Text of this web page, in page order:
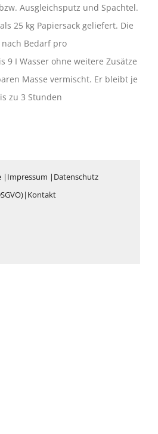
Ausgleichsputz und Spachtel.
25 kg Papiersack geliefert. Die
Bedarf pro
9 I Wasser ohne weitere Zusätze
Masse vermischt. Er bleibt je
zu 3 Stunden
| Impressum | Datenschutz
| Kontakt